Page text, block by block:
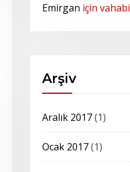
Emirgan için vahabi
Arşiv
Aralık 2017(1)
Ocak 2017(1)